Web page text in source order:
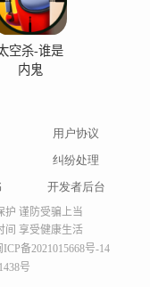
空杀-谁是
内鬼
用户协议
纠纷处理
开发者后台
护 谨防受骗上当
间 享受健康生活
ICP备2021015668号-14
号